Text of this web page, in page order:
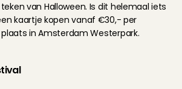
van Halloween. Is dit helemaal iets
kaartje kopen vanaf €30,- per
in Amsterdam Westerpark.